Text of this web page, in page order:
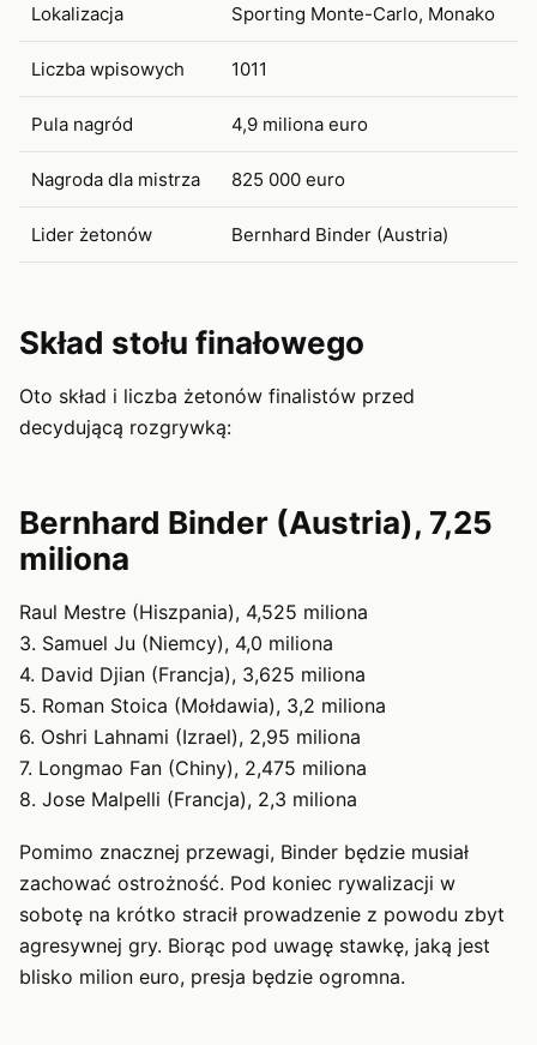
Lokalizacja Sporting Monte-Carlo, Monako
Liczba wpisowych 1011
Pula nagród 4,9 miliona euro
Nagroda dla mistrza 825 000 euro
Lider żetonów Bernhard Binder (Austria)
Skład stołu finałowego
Oto skład i liczba żetonów finalistów przed
decydującą rozgrywką:
Bernhard Binder (Austria), 7,25
miliona
Raul Mestre (Hiszpania), 4,525 miliona
3. Samuel Ju (Niemcy), 4,0 miliona
4. David Djian (Francja), 3,625 miliona
5. Roman Stoica (Mołdawia), 3,2 miliona
6. Oshri Lahnami (Izrael), 2,95 miliona
7. Longmao Fan (Chiny), 2,475 miliona
8. Jose Malpelli (Francja), 2,3 miliona
Pomimo znacznej przewagi, Binder będzie musiał
zachować ostrożność. Pod koniec rywalizacji w
sobotę na krótko stracił prowadzenie z powodu zbyt
agresywnej gry. Biorąc pod uwagę stawkę, jaką jest
blisko milion euro, presja będzie ogromna.